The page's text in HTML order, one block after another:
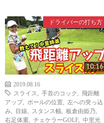
ドライバーの打ち方
10:16
2019.08.16
スライス
手首のコック
飛距離
アップ, ボールの位置
左への突っ込
み
目線 スタンス幅 板倉由姫乃
右足体重
チェケラーGOLF, 中里光